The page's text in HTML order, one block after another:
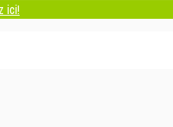
ici!